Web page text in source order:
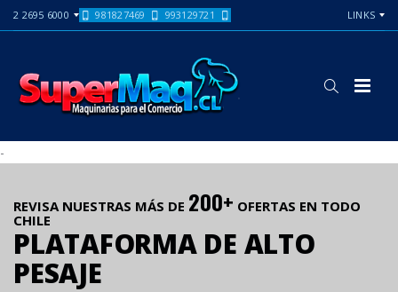
2 2695 6000 981827469 993129721 LINKS
-
REVISA NUESTRAS MÁS DE 200+ OFERTAS EN TODO
CHILE
PLATAFORMA DE ALTO
PESAJE